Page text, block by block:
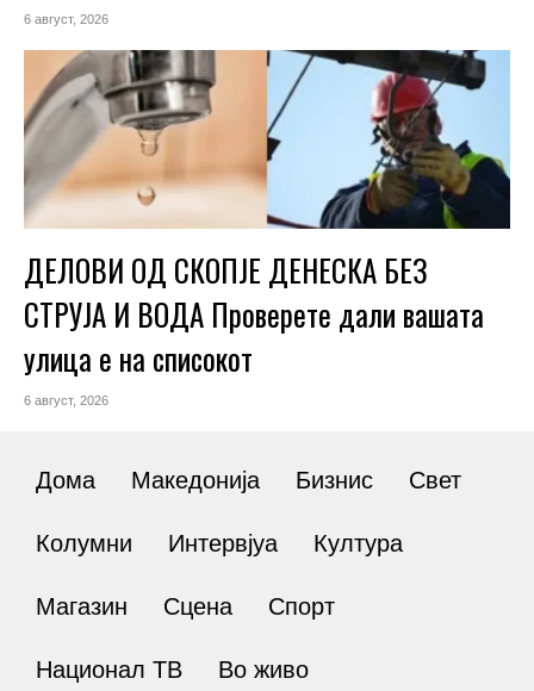
6 август, 2026
ДЕЛОВИ ОД СКОПЈЕ ДЕНЕСКА БЕЗ
СТРУЈА И ВОДА Проверете дали вашата
улица е на списокот
6 август, 2026
Дома Македонија Бизнис Свет
Колумни Интервјуа Култура
Магазин Сцена Спорт
Национал ТВ Во живо